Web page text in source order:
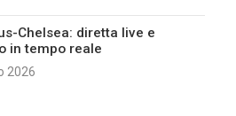
Chelsea: diretta live e
in tempo reale
2026